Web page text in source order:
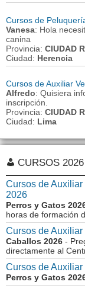
Cursos de
Vanesa: Hola
canina
Provincia: CIUDAD
Ciudad: Herencia
Cursos de Auxiliar
Alfredo: Quisiera
inscripción.
Provincia: CIUDAD
Ciudad: Lima
CURSOS
Cursos de
2026
Perros y Gatos
horas de formación
Cursos de
Caballos 2026 -
directamente al
Cursos de
Perros y Gatos